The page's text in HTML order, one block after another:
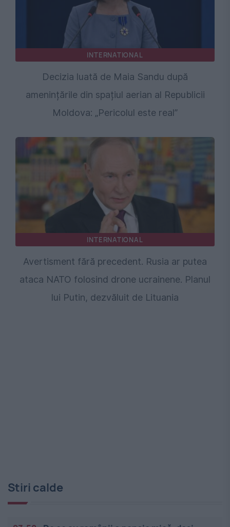
INTERNATIONAL
Decizia luată de Maia Sandu după
amenințările din spațiul aerian al Republicii
Moldova: „Pericolul este real”
INTERNATIONAL
Avertisment fără precedent. Rusia ar putea
ataca NATO folosind drone ucrainene. Planul
lui Putin, dezvăluit de Lituania
Stiri calde